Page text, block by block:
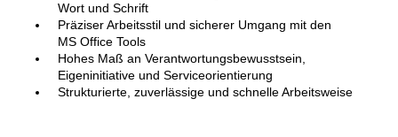
Wort und Schrift
Präziser Arbeitsstil und sicherer Umgang mit den
MS Office Tools
Hohes Maß an Verantwortungsbewusstsein,
Eigeninitiative und Serviceorientierung
Strukturierte, zuverlässige und schnelle Arbeitsweise